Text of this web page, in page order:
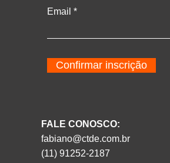
Email
Confirmar inscrição
FALE CONOSCO:
fabiano@ctde.com.br
(11) 91252-2187